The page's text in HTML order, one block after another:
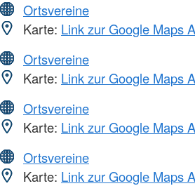
Ortsvereine
Karte: Link zur Google Maps
Ortsvereine
Karte: Link zur Google Maps
Ortsvereine
Karte: Link zur Google Maps
Ortsvereine
Karte: Link zur Google Maps